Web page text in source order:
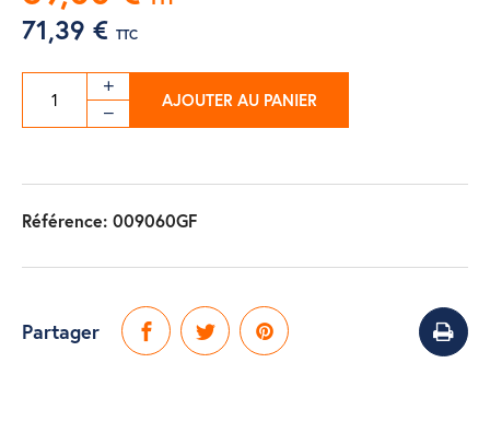
71,39 € TTC
AJOUTER AU PANIER
Référence: 009060GF
Partager